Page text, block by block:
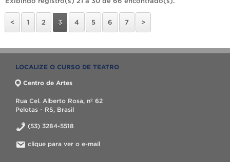
< 1 2 3 4 5 6 7 >
LOCALIZE O CURSO DE TEATRO
Centro de Artes
Rua Cel. Alberto Rosa, nº 62
Pelotas - RS, Brasil
(53) 3284-5518
clique para ver o e-mail